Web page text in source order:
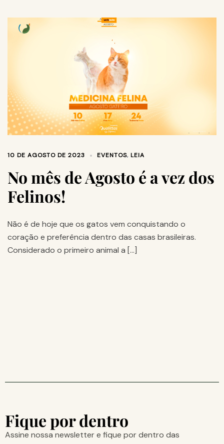
10 DE AGOSTO DE 2023 EVENTOS, LEIA
No mês de Agosto é a vez dos
Felinos!
Não é de hoje que os gatos vem conquistando o
coração e preferência dentro das casas brasileiras.
Considerado o primeiro animal a […]
Fique por dentro
Assine nossa newsletter e fique por dentro das